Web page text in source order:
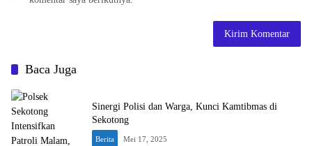
Baca Juga
Sinergi Polisi dan Warga, Kunci Kamtibmas di
Sekotong
Berita Mei 17, 2025